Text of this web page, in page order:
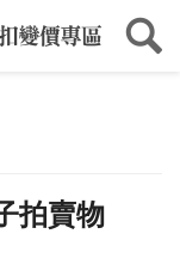
拍賣物